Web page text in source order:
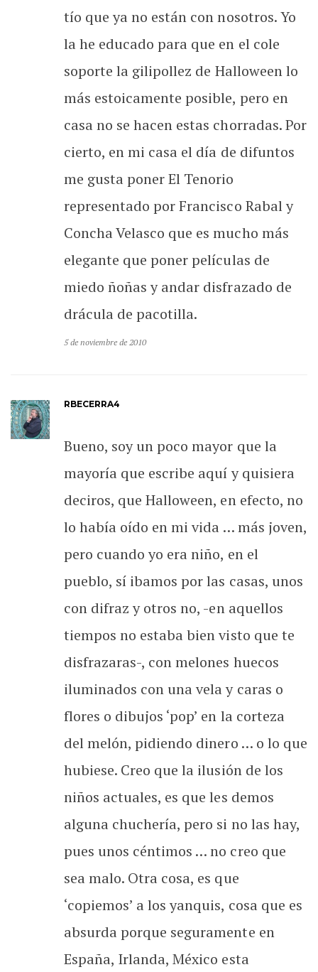
tío que ya no están con nosotros. Yo
la he educado para que en el cole
soporte la gilipollez de Halloween lo
más estoicamente posible, pero en
casa no se hacen estas chorradas. Por
cierto, en mi casa el día de difuntos
me gusta poner El Tenorio
representado por Francisco Rabal y
Concha Velasco que es mucho más
elegante que poner películas de
miedo ñoñas y andar disfrazado de
drácula de pacotilla.
5 de noviembre de 2010
RBECERRA4
Bueno, soy un poco mayor que la
mayoría que escribe aquí y quisiera
deciros, que Halloween, en efecto, no
lo había oído en mi vida … más joven,
pero cuando yo era niño, en el
pueblo, sí ibamos por las casas, unos
con difraz y otros no, -en aquellos
tiempos no estaba bien visto que te
disfrazaras-, con melones huecos
iluminados con una vela y caras o
flores o dibujos ‘pop’ en la corteza
del melón, pidiendo dinero … o lo que
hubiese. Creo que la ilusión de los
niños actuales, es que les demos
alguna chuchería, pero si no las hay,
pues unos céntimos … no creo que
sea malo. Otra cosa, es que
‘copiemos’ a los yanquis, cosa que es
absurda porque seguramente en
España, Irlanda, México esta